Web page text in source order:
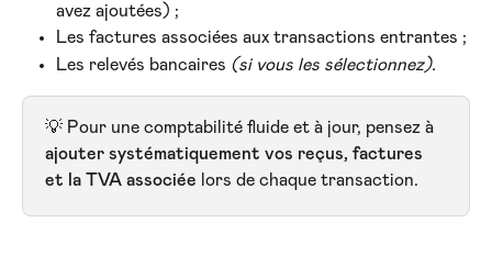
avez ajoutées) ;
Les factures associées aux transactions entrantes ;
Les relevés bancaires (si vous les sélectionnez).
💡 Pour une comptabilité fluide et à jour, pensez à
ajouter systématiquement vos reçus, factures
et la TVA associée lors de chaque transaction.